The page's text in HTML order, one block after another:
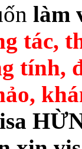
làm
tác,
tính,